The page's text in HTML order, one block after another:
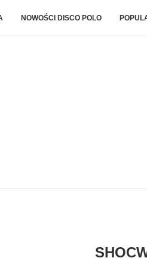
NOWOŚCI DISCO POLO